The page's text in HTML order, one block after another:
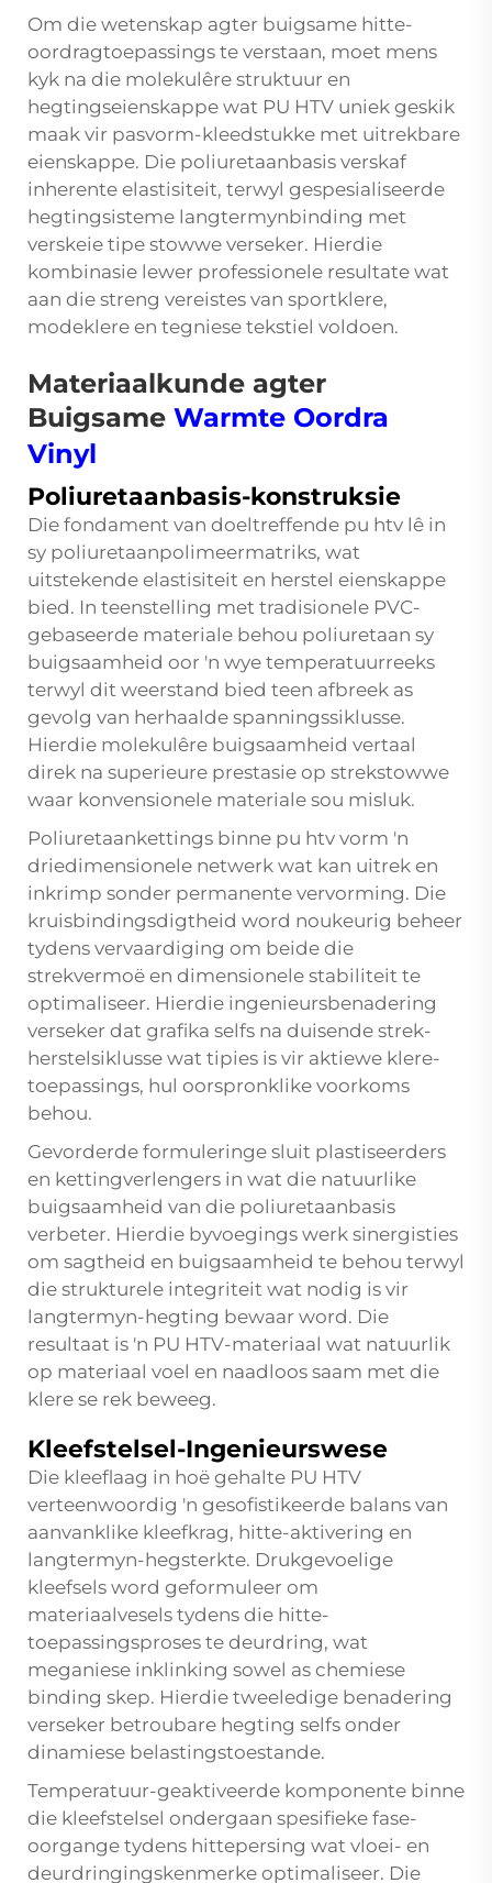
Om die wetenskap agter buigsame hitte-
oordragtoepassings te verstaan, moet mens
kyk na die molekulêre struktuur en
hegtingseienskappe wat PU HTV uniek geskik
maak vir pasvorm-kleedstukke met uitrekbare
eienskappe. Die poliuretaanbasis verskaf
inherente elastisiteit, terwyl gespesialiseerde
hegtingsisteme langtermynbinding met
verskeie tipe stowwe verseker. Hierdie
kombinasie lewer professionele resultate wat
aan die streng vereistes van sportklere,
modeklere en tegniese tekstiel voldoen.
Materiaalkunde agter
Buigsame Warmte Oordra
Vinyl
Poliuretaanbasis-konstruksie
Die fondament van doeltreffende pu htv lê in
sy poliuretaanpolimeermatriks, wat
uitstekende elastisiteit en herstel eienskappe
bied. In teenstelling met tradisionele PVC-
gebaseerde materiale behou poliuretaan sy
buigsaamheid oor 'n wye temperatuurreeks
terwyl dit weerstand bied teen afbreek as
gevolg van herhaalde spanningssiklusse.
Hierdie molekulêre buigsaamheid vertaal
direk na superieure prestasie op strekstowwe
waar konvensionele materiale sou misluk.
Poliuretaankettings binne pu htv vorm 'n
driedimensionele netwerk wat kan uitrek en
inkrimp sonder permanente vervorming. Die
kruisbindingsdigtheid word noukeurig beheer
tydens vervaardiging om beide die
strekvermoë en dimensionele stabiliteit te
optimaliseer. Hierdie ingenieursbenadering
verseker dat grafika selfs na duisende strek-
herstelsiklusse wat tipies is vir aktiewe klere-
toepassings, hul oorspronklike voorkoms
behou.
Gevorderde formuleringe sluit plastiseerders
en kettingverlengers in wat die natuurlike
buigsaamheid van die poliuretaanbasis
verbeter. Hierdie byvoegings werk sinergisties
om sagtheid en buigsaamheid te behou terwyl
die strukturele integriteit wat nodig is vir
langtermyn-hegting bewaar word. Die
resultaat is 'n PU HTV-materiaal wat natuurlik
op materiaal voel en naadloos saam met die
klere se rek beweeg.
Kleefstelsel-Ingenieurswese
Die kleeflaag in hoë gehalte PU HTV
verteenwoordig 'n gesofistikeerde balans van
aanvanklike kleefkrag, hitte-aktivering en
langtermyn-hegsterkte. Drukgevoelige
kleefsels word geformuleer om
materiaalvesels tydens die hitte-
toepassingsproses te deurdring, wat
meganiese inklinking sowel as chemiese
binding skep. Hierdie tweeledige benadering
verseker betroubare hegting selfs onder
dinamiese belastingstoestande.
Temperatuur-geaktiveerde komponente binne
die kleefstelsel ondergaan spesifieke fase-
oorgange tydens hittepersing wat vloei- en
deurdringingskenmerke optimaliseer. Die